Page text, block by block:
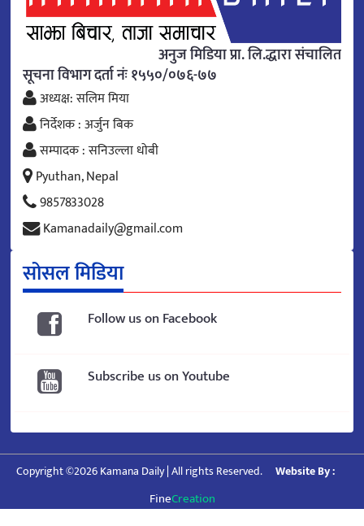
अनुज मिडिया प्रा. लि.द्धारा संचालित
सूचना विभाग दर्ता नंः १५५०/०७६-७७
अध्यक्ष: सलिम मिया
निर्देशक : अर्जुन बिक
सम्पादक : सनिउल्ला धोबी
Pyuthan, Nepal
9857833028
Kamanadaily@gmail.com
सोसल मिडिया
Follow us on Facebook
Subscribe us on Youtube
Copyright ©2026 Kamana Daily | All rights Reserved. Website By :
FineCreation